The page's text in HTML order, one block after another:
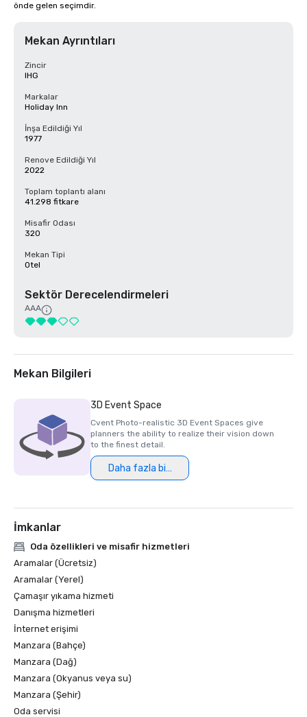
önde gelen seçimdir.
Mekan Ayrıntıları
Zincir
IHG
Markalar
Holiday Inn
İnşa Edildiği Yıl
1977
Renove Edildiği Yıl
2022
Toplam toplantı alanı
41.298 fitkare
Misafir Odası
320
Mekan Tipi
Otel
Sektör Derecelendirmeleri
AAA
Mekan Bilgileri
3D Event Space
Cvent Photo-realistic 3D Event Spaces give
planners the ability to realize their vision down
to the finest detail.
Daha fazla bilgi
İmkanlar
Oda özellikleri ve misafir hizmetleri
Aramalar (Ücretsiz)
Aramalar (Yerel)
Çamaşır yıkama hizmeti
Danışma hizmetleri
İnternet erişimi
Manzara (Bahçe)
Manzara (Dağ)
Manzara (Okyanus veya su)
Manzara (Şehir)
Oda servisi